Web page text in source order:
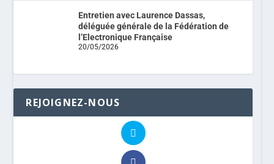
Entretien avec Laurence Dassas,
déléguée générale de la Fédération de
l’Electronique Française
20/05/2026
REJOIGNEZ-NOUS